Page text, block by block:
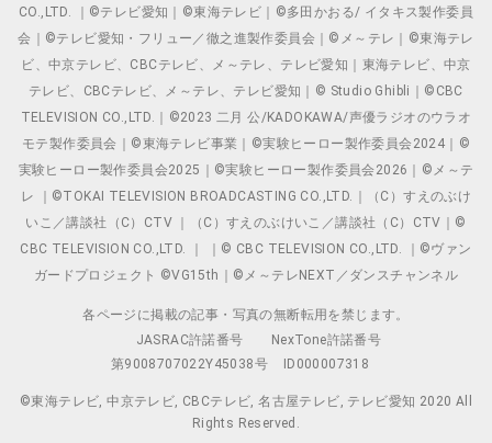
CO.,LTD. ｜©テレビ愛知｜©東海テレビ｜©多田かおる/ イタキス製作委員
会｜©テレビ愛知・フリュー／徹之進製作委員会｜©メ～テレ｜©東海テレ
ビ、中京テレビ、CBCテレビ、メ～テレ、テレビ愛知｜東海テレビ、中京
テレビ、CBCテレビ、メ～テレ、テレビ愛知｜© Studio Ghibli｜©CBC
TELEVISION CO.,LTD.｜©2023 二月 公/KADOKAWA/声優ラジオのウラオ
モテ製作委員会｜©東海テレビ事業｜©実験ヒーロー製作委員会2024｜©
実験ヒーロー製作委員会2025｜©実験ヒーロー製作委員会2026｜©メ～テ
レ ｜©TOKAI TELEVISION BROADCASTING CO.,LTD.｜（C）すえのぶけ
いこ／講談社（C）CTV ｜（C）すえのぶけいこ／講談社（C）CTV｜©
CBC TELEVISION CO.,LTD. ｜ ｜© CBC TELEVISION CO.,LTD. ｜©ヴァン
ガードプロジェクト ©VG15th｜©メ～テレNEXT／ダンスチャンネル
各ページに掲載の記事・写真の無断転用を禁じます。
JASRAC許諾番号
NexTone許諾番号
第9008707022Y45038号
ID000007318
©東海テレビ, 中京テレビ, CBCテレビ, 名古屋テレビ, テレビ愛知 2020 All
Rights Reserved.